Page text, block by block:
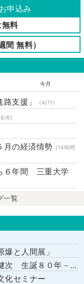
お申込み
無料
間 無料）
今月
支援」 (4/11)
6)
の経済情勢 (14時間
６年間 三重大学
一覧
と人間展」
－時代へのまなざし－」
化セミナー